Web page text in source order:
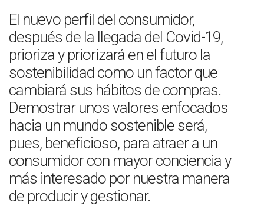
El nuevo perfil del consumidor,
después de la llegada del Covid-19,
prioriza y priorizará en el futuro la
sostenibilidad como un factor que
cambiará sus hábitos de compras.
Demostrar unos valores enfocados
hacia un mundo sostenible será,
pues, beneficioso, para atraer a un
consumidor con mayor conciencia y
más interesado por nuestra manera
de producir y gestionar.